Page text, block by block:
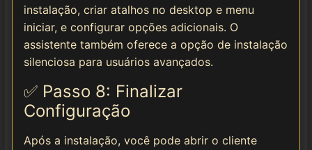
instalação, criar atalhos no desktop e menu
iniciar, e configurar opções adicionais. O
assistente também oferece a opção de instalação
silenciosa para usuários avançados.
✅ Passo 8: Finalizar
Configuração
Após a instalação, você pode abrir o cliente